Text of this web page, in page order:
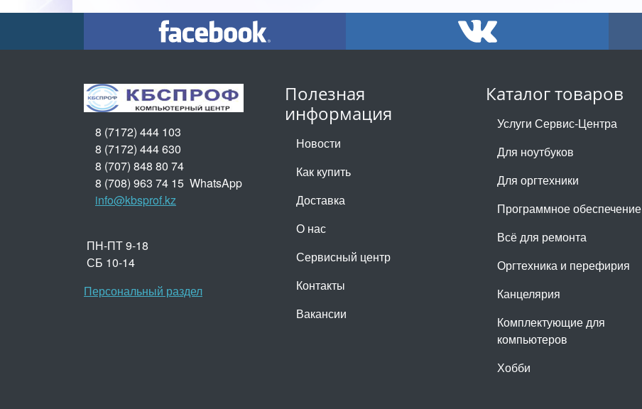
Полезная
информация
Новости
Как купить
Доставка
О нас
Сервисный центр
Контакты
Вакансии
Каталог товаров
Услуги Сервис-Центра
Для ноутбуков
Для оргтехники
Программное обеспечение
Всё для ремонта
Оргтехника и перефирия
Канцелярия
Комплектующие для
компьютеров
Хобби
8 (7172) 444 103
8 (7172) 444 630
8 (707) 848 80 74
8 (708) 963 74 15 WhatsApp
info@kbsprof.kz
ПН-ПТ 9-18
СБ 10-14
Персональный раздел